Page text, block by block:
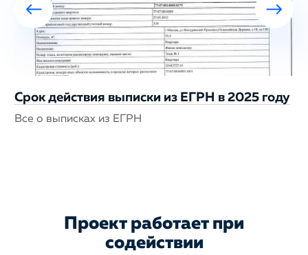
Срок действия выписки из ЕГРН в 2025 году
Все о выписках из ЕГРН
Проект работает при
содействии